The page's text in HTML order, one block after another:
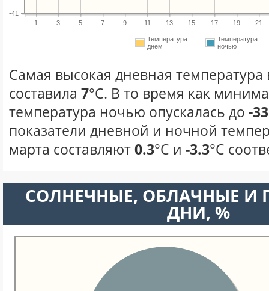
1 3 5 7 9 11 13 15 17 19 21
-41
Температура
днем
Температура
ночью
Самая высокая дневная температура
составила 7°С. В то время как
температура ночью опускалась до -33
показатели дневной и ночной
марта составляют0.3°С и -3.3°С
CОЛНЕЧНЫЕ, ОБЛАЧНЫЕ И
ДНИ, %